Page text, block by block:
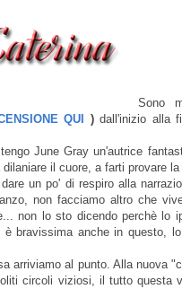
Sono
QUI )dall'inizio alla
June Gray un'autrice
il cuore, a farti provare
un po' di respiro alla
non facciamo altro che
non lo sto dicendo perchè lo
bravissima anche in questo,
arriviamo al punto. Alla nuova
circoli viziosi, il tutto questa